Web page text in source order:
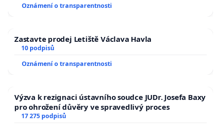
Oznámení o transparentnosti
Zastavte prodej Letiště Václava Havla
10 podpisů
Oznámení o transparentnosti
Výzva k rezignaci ústavního soudce JUDr. Josefa Baxy
pro ohrožení důvěry ve spravedlivý proces
17 275 podpisů